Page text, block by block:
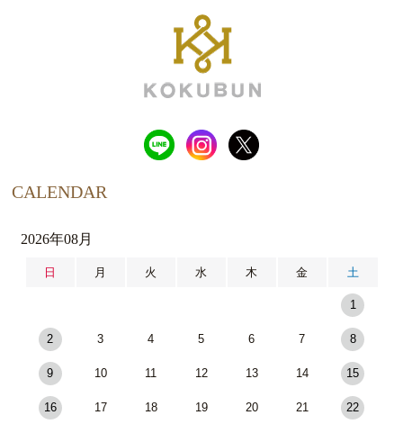
CALENDAR
2026年08月
日 月 火 水 木 金 土
1
2 3 4 5 6 7 8
9 10 11 12 13 14 15
16 17 18 19 20 21 22